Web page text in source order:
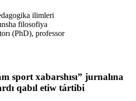
ilimleri
filosofiya
(PhD), professor
sport xabarshısı” jurnalına
qabıl etiw tártibi